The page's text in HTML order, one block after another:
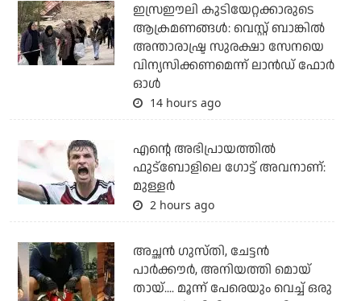
ഇസ്രഈലി കുടിയേറ്റക്കാരുടെ
ആക്രമണങ്ങള്‍: വെസ്റ്റ് ബാങ്കില്‍
അന്താരാഷ്ട്ര സുരക്ഷാ സേനയെ
വിന്യസിക്കണമെന്ന് ലാന്‍ഡ് ഫോര്‍
ഓള്‍
14 hours ago
എന്റെ അഭിപ്രായത്തില്‍
ഫുട്‌ബോളിലെ ഗോട്ട് അവനാണ്:
മുള്ളര്‍
2 hours ago
അച്ഛന്‍ ഗുസ്തി, ചേട്ടന്‍
പാര്‍ക്കൗര്‍, അനിയത്തി മൊയ്
തായ്.... മൂന്ന് പേരെയും വെച്ച് ഒരു